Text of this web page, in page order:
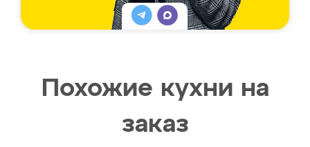
Похожие кухни на
заказ